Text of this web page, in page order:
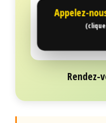
Appelez-
Rendez-